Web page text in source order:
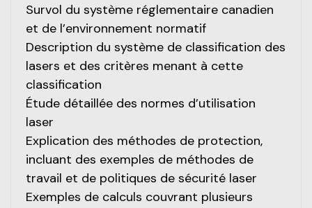
Survol du système réglementaire canadien
et de l’environnement normatif
Description du système de classification des
lasers et des critères menant à cette
classification
Étude détaillée des normes d’utilisation
laser
Explication des méthodes de protection,
incluant des exemples de méthodes de
travail et de politiques de sécurité laser
Exemples de calculs couvrant plusieurs